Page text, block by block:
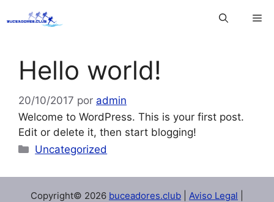
al
Hello world!
20/10/2017 por admin
Welcome to WordPress. This is your first post.
Edit or delete it, then start blogging!
Categorías
Uncategorized
Copyright© 2026 buceadores.club Aviso Legal